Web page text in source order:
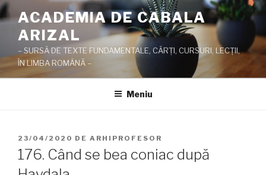
Sari
la
conținut
ACADEMIA DE CABALA
ARIZAL
– SURSĂ DE TEXTE FUNDAMENTALE, CĂRŢI, CURSURI, LECŢII,
ÎN LIMBA ROMÂNĂ –
Meniu
PUBLICAT
PE
23/04/2020 DE ARHIPROFESOR
176. Când se bea coniac după